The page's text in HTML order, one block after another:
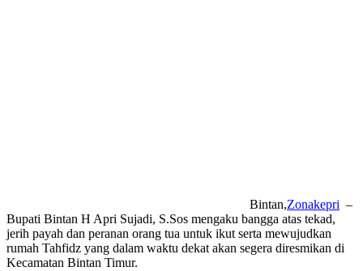
Bintan,Zonakepri –
Bupati Bintan H Apri Sujadi, S.Sos mengaku bangga atas tekad,
jerih payah dan peranan orang tua untuk ikut serta mewujudkan
rumah Tahfidz yang dalam waktu dekat akan segera diresmikan di
Kecamatan Bintan Timur.